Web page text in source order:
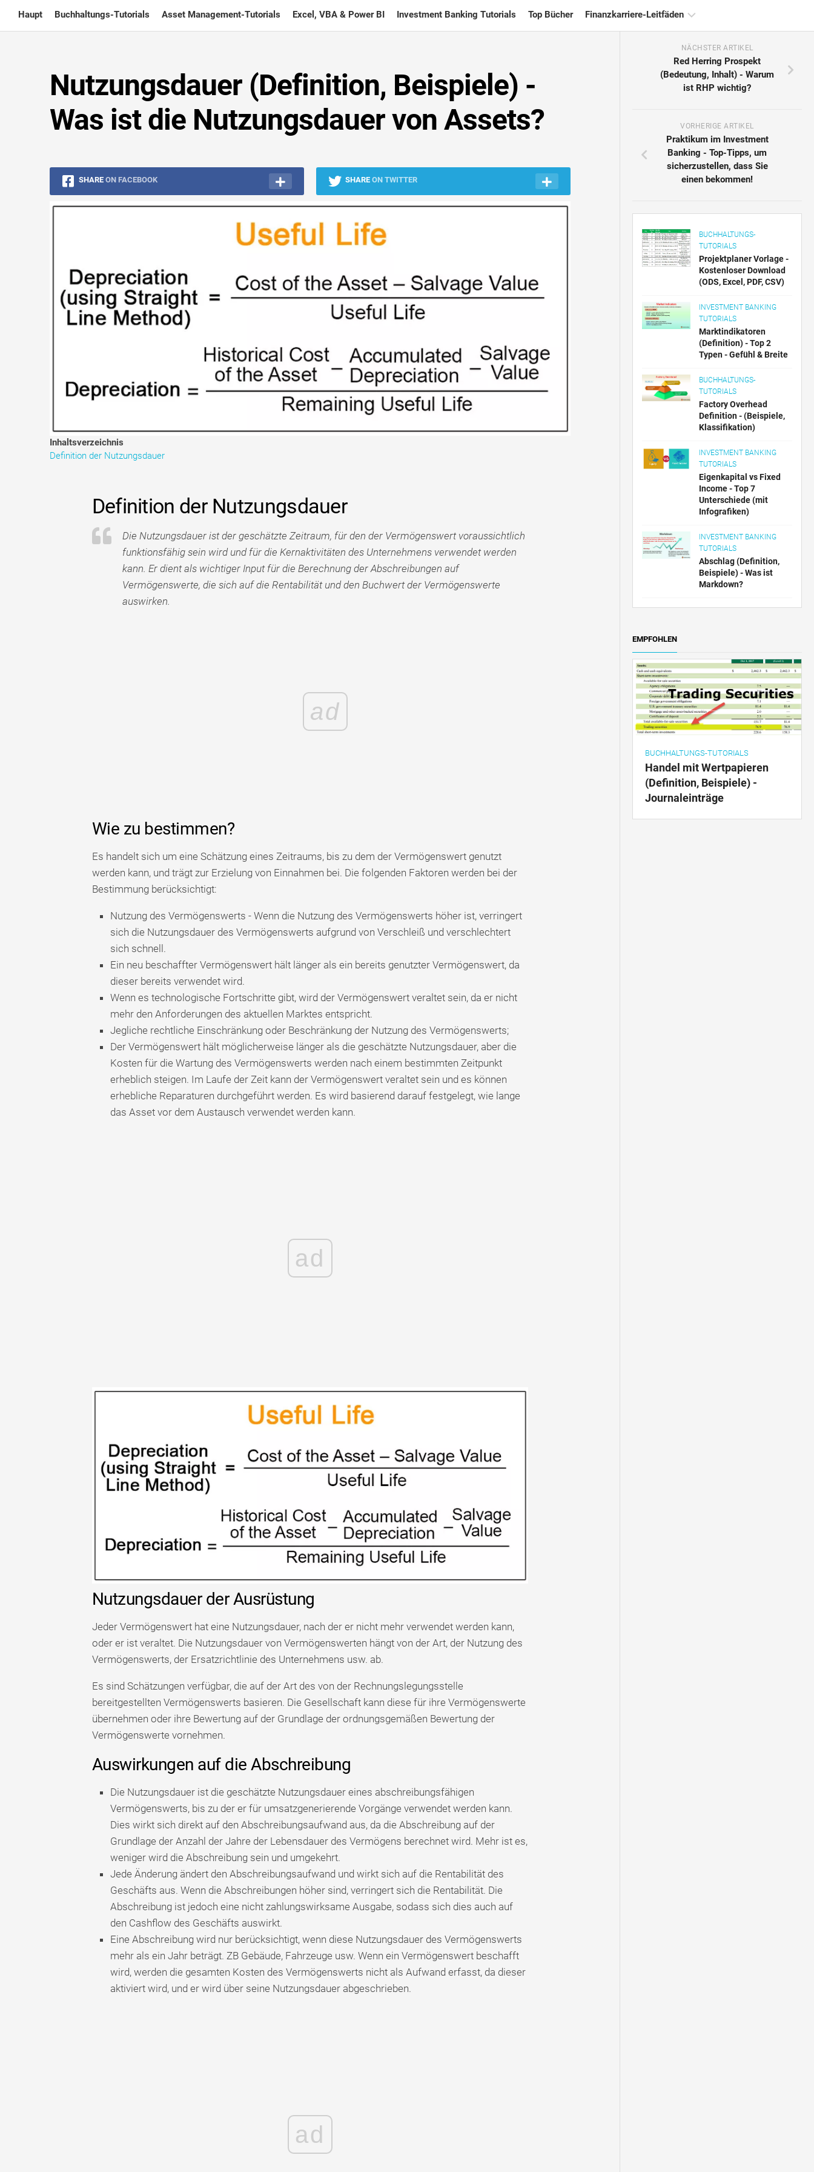
content
Haupt Buchhaltungs-Tutorials Asset Management-Tutorials Excel, VBA & Power BI Investment Banking Tutorials Top Bücher Finanzkarriere-Leitfäden
Finanzmodellierung
Nutzungsdauer (Definition, Beispiele) -
Was ist die Nutzungsdauer von Assets?
SHARE ON FACEBOOK SHARE ON TWITTER
Inhaltsverzeichnis
Definition der Nutzungsdauer
Definition der Nutzungsdauer
Die Nutzungsdauer ist der geschätzte Zeitraum, für den der Vermögenswert voraussichtlich
funktionsfähig sein wird und für die Kernaktivitäten des Unternehmens verwendet werden
kann. Er dient als wichtiger Input für die Berechnung der Abschreibungen auf
Vermögenswerte, die sich auf die Rentabilität und den Buchwert der Vermögenswerte
auswirken.
ad
Wie zu bestimmen?
Es handelt sich um eine Schätzung eines Zeitraums, bis zu dem der Vermögenswert genutzt
werden kann, und trägt zur Erzielung von Einnahmen bei. Die folgenden Faktoren werden bei der
Bestimmung berücksichtigt:
Nutzung des Vermögenswerts - Wenn die Nutzung des Vermögenswerts höher ist, verringert
sich die Nutzungsdauer des Vermögenswerts aufgrund von Verschleiß und verschlechtert
sich schnell.
Ein neu beschaffter Vermögenswert hält länger als ein bereits genutzter Vermögenswert, da
dieser bereits verwendet wird.
Wenn es technologische Fortschritte gibt, wird der Vermögenswert veraltet sein, da er nicht
mehr den Anforderungen des aktuellen Marktes entspricht.
Jegliche rechtliche Einschränkung oder Beschränkung der Nutzung des Vermögenswerts;
Der Vermögenswert hält möglicherweise länger als die geschätzte Nutzungsdauer, aber die
Kosten für die Wartung des Vermögenswerts werden nach einem bestimmten Zeitpunkt
erheblich steigen. Im Laufe der Zeit kann der Vermögenswert veraltet sein und es können
erhebliche Reparaturen durchgeführt werden. Es wird basierend darauf festgelegt, wie lange
das Asset vor dem Austausch verwendet werden kann.
ad
Nutzungsdauer der Ausrüstung
Jeder Vermögenswert hat eine Nutzungsdauer, nach der er nicht mehr verwendet werden kann,
oder er ist veraltet. Die Nutzungsdauer von Vermögenswerten hängt von der Art, der Nutzung des
Vermögenswerts, der Ersatzrichtlinie des Unternehmens usw. ab.
Es sind Schätzungen verfügbar, die auf der Art des von der Rechnungslegungsstelle
bereitgestellten Vermögenswerts basieren. Die Gesellschaft kann diese für ihre Vermögenswerte
übernehmen oder ihre Bewertung auf der Grundlage der ordnungsgemäßen Bewertung der
Vermögenswerte vornehmen.
Auswirkungen auf die Abschreibung
Die Nutzungsdauer ist die geschätzte Nutzungsdauer eines abschreibungsfähigen
Vermögenswerts, bis zu der er für umsatzgenerierende Vorgänge verwendet werden kann.
Dies wirkt sich direkt auf den Abschreibungsaufwand aus, da die Abschreibung auf der
Grundlage der Anzahl der Jahre der Lebensdauer des Vermögens berechnet wird. Mehr ist es,
weniger wird die Abschreibung sein und umgekehrt.
Jede Änderung ändert den Abschreibungsaufwand und wirkt sich auf die Rentabilität des
Geschäfts aus. Wenn die Abschreibungen höher sind, verringert sich die Rentabilität. Die
Abschreibung ist jedoch eine nicht zahlungswirksame Ausgabe, sodass sich dies auch auf
den Cashflow des Geschäfts auswirkt.
Eine Abschreibung wird nur berücksichtigt, wenn diese Nutzungsdauer des Vermögenswerts
mehr als ein Jahr beträgt. ZB Gebäude, Fahrzeuge usw. Wenn ein Vermögenswert beschafft
wird, werden die gesamten Kosten des Vermögenswerts nicht als Aufwand erfasst, da dieser
aktiviert wird, und er wird über seine Nutzungsdauer abgeschrieben.
ad
NÄCHSTER ARTIKEL
Red Herring Prospekt
(Bedeutung, Inhalt) - Warum
ist RHP wichtig?
VORHERIGE ARTIKEL
Praktikum im Investment
Banking - Top-Tipps, um
sicherzustellen, dass Sie
einen bekommen!
BUCHHALTUNGS-
TUTORIALS
Projektplaner Vorlage -
Kostenloser Download
(ODS, Excel, PDF, CSV)
INVESTMENT BANKING
TUTORIALS
Marktindikatoren
(Definition) - Top 2
Typen - Gefühl & Breite
BUCHHALTUNGS-
TUTORIALS
Factory Overhead
Definition - (Beispiele,
Klassifikation)
INVESTMENT BANKING
TUTORIALS
Eigenkapital vs Fixed
Income - Top 7
Unterschiede (mit
Infografiken)
INVESTMENT BANKING
TUTORIALS
Abschlag (Definition,
Beispiele) - Was ist
Markdown?
EMPFOHLEN
BUCHHALTUNGS-TUTORIALS
Handel mit Wertpapieren
(Definition, Beispiele) -
Journaleinträge